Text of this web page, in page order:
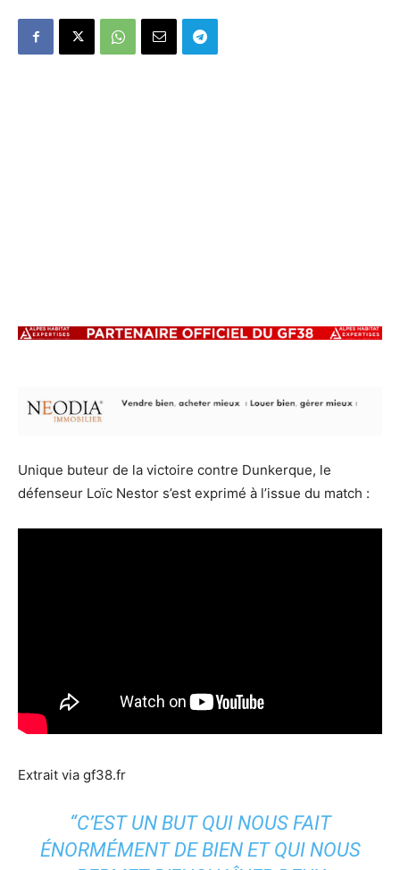
Unique buteur de la victoire contre Dunkerque, le
défenseur Loïc Nestor s’est exprimé à l’issue du match :
Extrait via gf38.fr
“C’EST UN BUT QUI NOUS FAIT
ÉNORMÉMENT DE BIEN ET QUI NOUS